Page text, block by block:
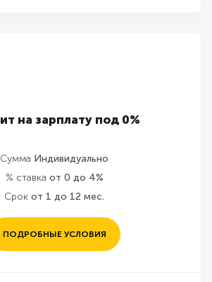
на зарплату под 0%
Сумма Индивидуально
% ставка от 0 до 4%
Срок от 1 до 12 мес.
ПОДРОБНЫЕ УСЛОВИЯ